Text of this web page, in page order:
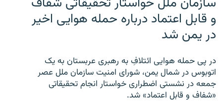
و قابل اعتماد درباره حمله هوایی اخیر
در یمن شد
در پی حمله هوایی ائتلافِ به رهبری عربستان به یک
اتوبوس در شمال یمن، شورای امنیت سازمان ملل عصر
جمعه در نشستی اضطراری خواستار انجام تحقیقاتی
«شفاف و قابل اعتماد» شد.